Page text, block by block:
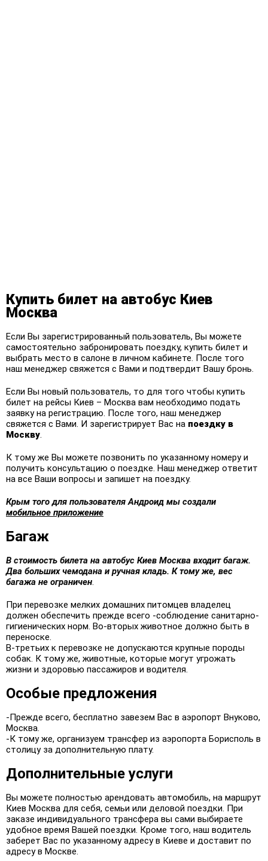
Купить билет на автобус Киев
Москва
Если Вы зарегистрированный пользователь, Вы можете
самостоятельно забронировать поездку, купить билет и
выбрать место в салоне в личном кабинете. После того
наш менеджер свяжется с Вами и подтвердит Вашу бронь.
Если Вы новый пользователь, то для того чтобы купить
билет на рейсы Киев – Москва вам необходимо подать
заявку на регистрацию. После того, наш менеджер
свяжется с Вами. И зарегистрирует Вас на поездку в
Москву.
К тому же Вы можете позвонить по указанному номеру и
получить консультацию о поездке. Наш менеджер ответит
на все Ваши вопросы и запишет на поездку.
Крым того для пользователя Андроид мы создали
мобильное приложение
Багаж
В стоимость билета на автобус Киев Москва входит багаж.
Два больших чемодана и ручная кладь. К тому же, вес
багажа не ограничен.
При перевозке мелких домашних питомцев владелец
должен обеспечить прежде всего -соблюдение санитарно-
гигиенических норм. Во-вторых животное должно быть в
переноске.
В-третьих к перевозке не допускаются крупные породы
собак. К тому же, животные, которые могут угрожать
жизни и здоровью пассажиров и водителя.
Особые предложения
-Прежде всего, бесплатно завезем Вас в аэропорт Внуково,
Москва.
-К тому же, организуем трансфер из аэропорта Борисполь в
столицу за дополнительную плату.
Дополнительные услуги
Вы можете полностью арендовать автомобиль, на маршрут
Киев Москва для себя, семьи или деловой поездки. При
заказе индивидуального трансфера вы сами выбираете
удобное время Вашей поездки. Кроме того, наш водитель
заберет Вас по указанному адресу в Киеве и доставит по
адресу в Москве.